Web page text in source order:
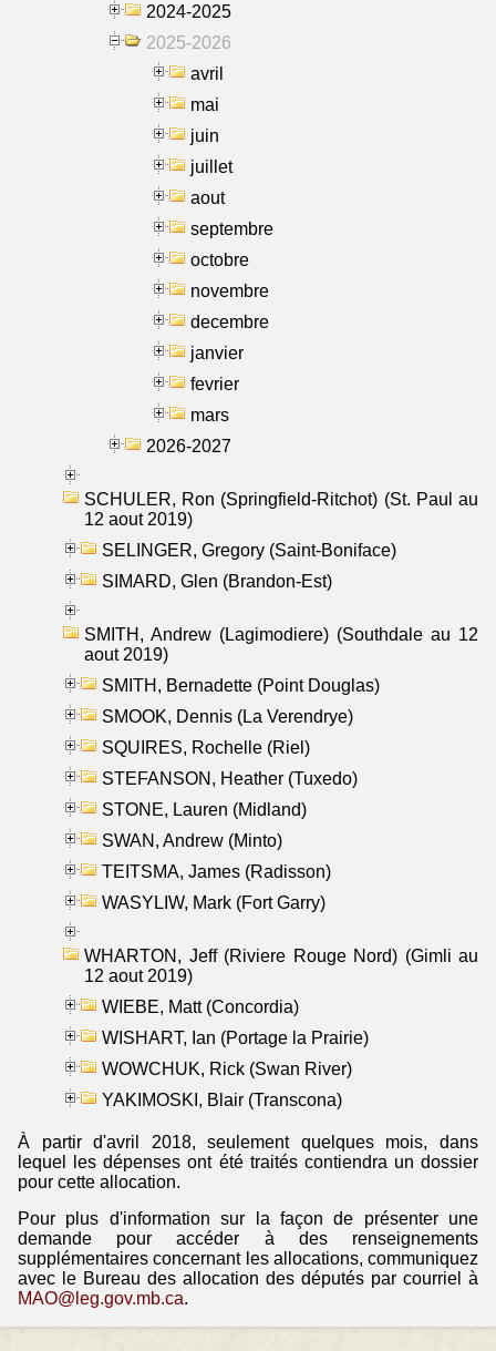
2024-2025
2025-2026
avril
mai
juin
juillet
aout
septembre
octobre
novembre
decembre
janvier
fevrier
mars
2026-2027
SCHULER, Ron (Springfield-Ritchot) (St. Paul au
12 aout 2019)
SELINGER, Gregory (Saint-Boniface)
SIMARD, Glen (Brandon-Est)
SMITH, Andrew (Lagimodiere) (Southdale au 12
aout 2019)
SMITH, Bernadette (Point Douglas)
SMOOK, Dennis (La Verendrye)
SQUIRES, Rochelle (Riel)
STEFANSON, Heather (Tuxedo)
STONE, Lauren (Midland)
SWAN, Andrew (Minto)
TEITSMA, James (Radisson)
WASYLIW, Mark (Fort Garry)
WHARTON, Jeff (Riviere Rouge Nord) (Gimli au
12 aout 2019)
WIEBE, Matt (Concordia)
WISHART, Ian (Portage la Prairie)
WOWCHUK, Rick (Swan River)
YAKIMOSKI, Blair (Transcona)
À partir d'avril 2018, seulement quelques mois, dans
lequel les dépenses ont été traités contiendra un dossier
pour cette allocation.
Pour plus d'information sur la façon de présenter une
demande pour accéder à des renseignements
supplémentaires concernant les allocations, communiquez
avec le Bureau des allocation des députés par courriel à
MAO@leg.gov.mb.ca.